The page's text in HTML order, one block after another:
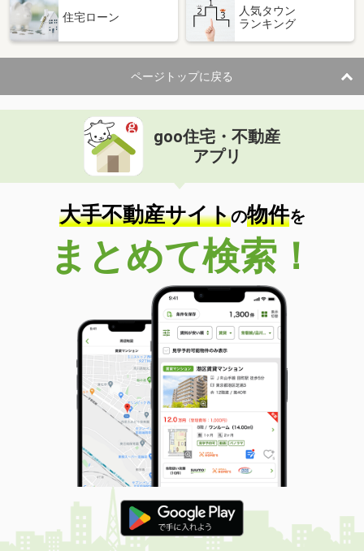
住宅ローン
人気タウン
ランキング
ページトップに戻る
goo住宅・不動産
アプリ
大手不動産サイトの物件を
まとめて検索！